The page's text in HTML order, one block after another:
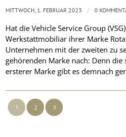
Hat die Vehicle Service Group
Werkstattmobiliar ihrer Marke
Unternehmen mit der zweiten zu
gehörenden Marke nach: Denn die
ersterer Marke gibt es demnach
MITTWOCH, 1. FEBRUAR 2023 / 0
1 2 3